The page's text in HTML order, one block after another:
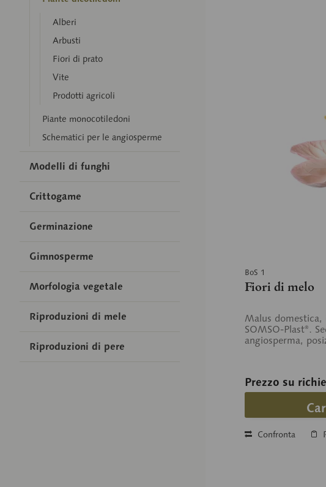
Alberi
Arbusti
Fiori di prato
Vite
Prodotti agricoli
Piante monocotiledoni
Schematici per le angiosperme
Modelli di funghi
Crittogame
Germinazione
Gimnosperme
Morfologia vegetale
Riproduzioni di mele
Riproduzioni di pere
BoS 1
Fiori di melo
Malus
SOMSO-Plast®.
angiosperma,
Prezzo su
Confronta